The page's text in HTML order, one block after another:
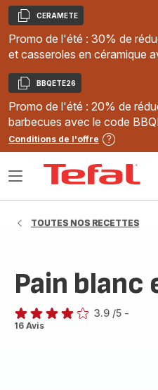
Copier
CERAMETE
Promo de l'été : 30% de
et casseroles en céramique
Copier
BBQETE26
Promo de l'été : 20% de
barbecues avec le code
Conditions de l'offre
Ouvrir
TOUTES NOS RECETTES
Pain blanc
ratings.3.9
3.9 /5 -
16 Avis